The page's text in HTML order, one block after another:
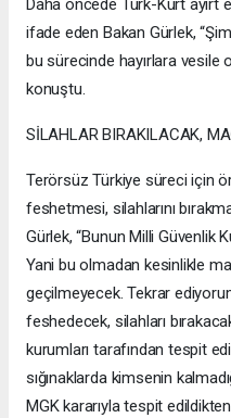
Daha öncede Türk-Kürt ayırt
ifade eden Bakan Gürlek,
bu sürecinde hayırlara vesile
konuştu.
SİLAHLAR BIRAKILACAK,
Terörsüz Türkiye süreci için
feshetmesi, silahlarını
Gürlek, “Bunun Milli Güvenlik
Yani bu olmadan kesinlikle
geçilmeyecek. Tekrar
feshedecek, silahları
kurumları tarafından tespit
sığınaklarda kimsenin
MGK kararıyla tespit